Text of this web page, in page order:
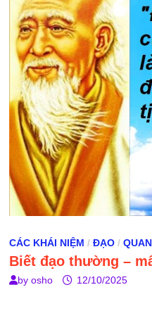
CÁC KHÁI NIỆM / ĐẠO/
Biết đạo thường –
by osho 12/10/2025